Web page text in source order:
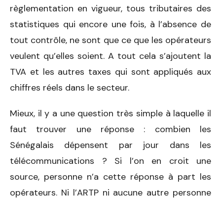
règlementation en vigueur, tous tributaires des
statistiques qui encore une fois, à l’absence de
tout contrôle, ne sont que ce que les opérateurs
veulent qu’elles soient. A tout cela s’ajoutent la
TVA et les autres taxes qui sont appliqués aux
chiffres réels dans le secteur.
Mieux, il y a une question très simple à laquelle il
faut trouver une réponse : combien les
Sénégalais dépensent par jour dans les
télécommunications ? Si l’on en croit une
source, personne n’a cette réponse à part les
opérateurs. Ni l’ARTP ni aucune autre personne